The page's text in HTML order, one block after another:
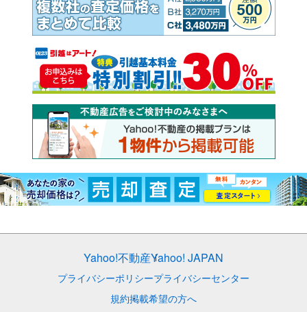
Yahoo!不動産Yahoo! JAPAN
プライバシーポリシープライバシーセンター
規約掲載希望の方へ